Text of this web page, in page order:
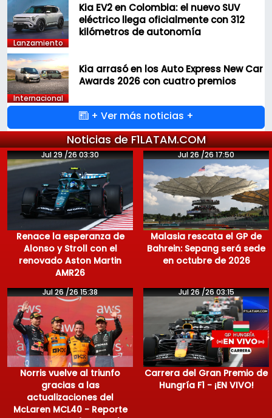
Lanzamiento
Kia EV2 en Colombia: el nuevo SUV
eléctrico llega oficialmente con 312
kilómetros de autonomía
Internacional
Kia arrasó en los Auto Express New Car
Awards 2026 con cuatro premios
+ Ver más noticias +
Noticias de F1LATAM.COM
Jul 29 /26 03:30
Renace la esperanza de
Alonso y Stroll con el
renovado Aston Martin
AMR26
Jul 26 /26 17:50
Malasia rescata el GP de
Bahrein: Sepang será sede
en octubre de 2026
Jul 26 /26 15:38
Norris vuelve al triunfo
gracias a las
actualizaciones del
McLaren MCL40 - Reporte
Jul 26 /26 03:15
Carrera del Gran Premio de
Hungría F1 - ¡EN VIVO!